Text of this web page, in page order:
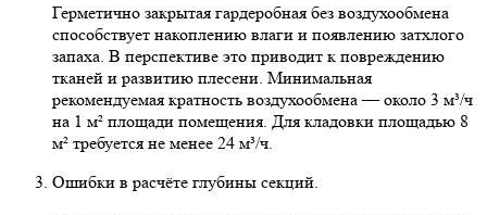
Герметично закрытая гардеробная без воздухообмена
способствует накоплению влаги и появлению затхлого
запаха. В перспективе это приводит к повреждению
тканей и развитию плесени. Минимальная
рекомендуемая кратность воздухообмена — около 3 м³/ч
на 1 м² площади помещения. Для кладовки площадью 8
м² требуется не менее 24 м³/ч.
Ошибки в расчёте глубины секций.